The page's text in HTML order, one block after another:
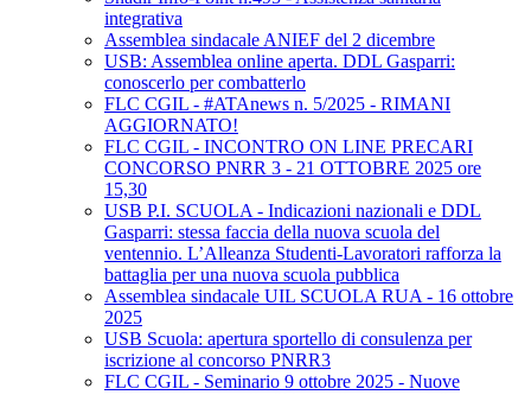
integrativa
Assemblea sindacale ANIEF del 2 dicembre
USB: Assemblea online aperta. DDL Gasparri:
conoscerlo per combatterlo
FLC CGIL - #ATAnews n. 5/2025 - RIMANI
AGGIORNATO!
FLC CGIL - INCONTRO ON LINE PRECARI
CONCORSO PNRR 3 - 21 OTTOBRE 2025 ore
15,30
USB P.I. SCUOLA - Indicazioni nazionali e DDL
Gasparri: stessa faccia della nuova scuola del
ventennio. L’Alleanza Studenti-Lavoratori rafforza la
battaglia per una nuova scuola pubblica
Assemblea sindacale UIL SCUOLA RUA - 16 ottobre
2025
USB Scuola: apertura sportello di consulenza per
iscrizione al concorso PNRR3
FLC CGIL - Seminario 9 ottobre 2025 - Nuove